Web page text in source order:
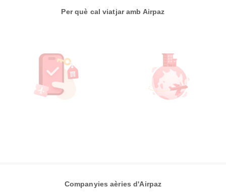
Per què cal viatjar amb Airpaz
Companyies aèries d'Airpaz